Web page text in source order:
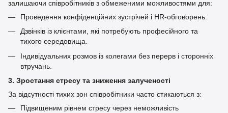
залишаючи співробітників з обмеженими можливостями для:
Проведення конфіденційних зустрічей і HR-обговорень.
Дзвінків із клієнтами, які потребують професійного та
тихого середовища.
Індивідуальних розмов із колегами без перерв і сторонніх
втручань.
3. Зростання стресу та зниження залученості
За відсутності тихих зон співробітники часто стикаються з:
Підвищеним рівнем стресу через неможливість